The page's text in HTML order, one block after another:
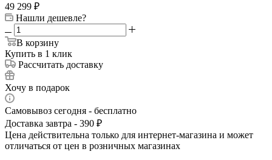
49 299 ₽
Нашли дешевле?
В корзину
Купить в 1 клик
Рассчитать доставку
Хочу в подарок
Самовывоз сегодня - бесплатно
Доставка завтра - 390 ₽
Цена действительна только для интернет-магазина и может
отличаться от цен в розничных магазинах